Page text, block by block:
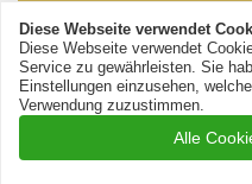
© 2026 Podologie Schulz
Diese Webseite verwendet
Diese Webseite verwendet
Service zu gewährleisten. Sie
Einstellungen einzusehen,
Verwendung zuzustimmen.
Alle